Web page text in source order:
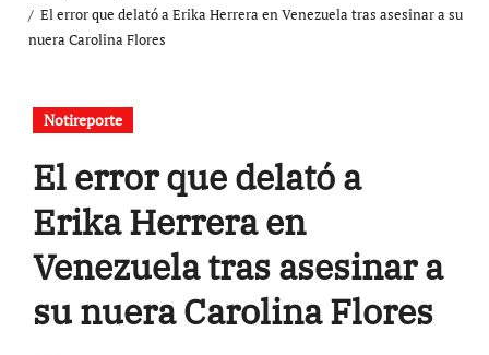
El error que delató a Erika Herrera en Venezuela tras asesinar a su
nuera Carolina Flores
Notireporte
El error que delató a
Erika Herrera en
Venezuela tras asesinar a
su nuera Carolina Flores